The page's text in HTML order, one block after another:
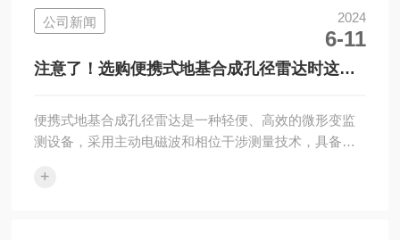
RangeLidar[J].Spectros...
公司新闻 2024
6-11
注意了！选购便携式地基合成孔径雷达时这些
便携式地基合成孔径雷达是一种轻便、高效的微形变监
测设备，采用主动电磁波和相位干涉测量技术，具备非
系统重量仅为15公斤，可折叠存放于不超过0.8米的储运
+